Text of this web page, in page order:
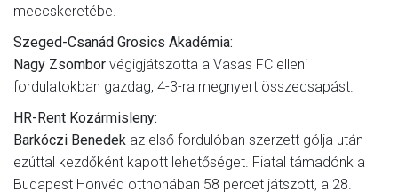
meccskeretébe.
Szeged-Csanád Grosics Akadémia:
Nagy Zsombor végigjátszotta a Vasas FC elleni
fordulatokban gazdag, 4-3-ra megnyert összecsapást.
HR-Rent Kozármisleny:
Barkóczi Benedek az első fordulóban szerzett gólja után
ezúttal kezdőként kapott lehetőséget. Fiatal támadónk a
Budapest Honvéd otthonában 58 percet játszott, a 28.